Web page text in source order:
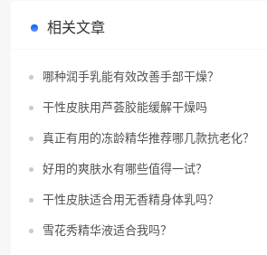
相关文章
哪种润手乳能有效改善手部干燥？
干性皮肤用芦荟胶能缓解干燥吗
真正有用的冻龄精华推荐哪几款抗老化？
好用的爽肤水有哪些值得一试？
干性皮肤适合用无香精身体乳吗？
雪花秀精华液适合我吗？